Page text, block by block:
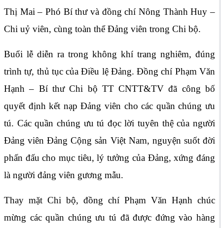
Thị Mai – Phó Bí thư và đồng chí Nông Thành Huy –
Chi uỷ viên, cùng toàn thể Đảng viên trong Chi bộ.
Buổi lễ diễn ra trong không khí trang nghiêm, đúng
trình tự, thủ tục của Điều lệ Đảng. Đồng chí Phạm Văn
Hạnh – Bí thư Chi bộ TT CNTT&TV đã công bố
quyết định kết nạp Đảng viên cho các quần chúng ưu
tú. Các quần chúng ưu tú đọc lời tuyên thệ của người
Đảng viên Đảng Cộng sản Việt Nam, nguyện suốt đời
phấn đấu cho mục tiêu, lý tưởng của Đảng, xứng đáng
là người đảng viên gương mẫu.
Thay mặt Chi bộ, đồng chí Phạm Văn Hạnh chúc
mừng các quần chúng ưu tú đã được đứng vào hàng